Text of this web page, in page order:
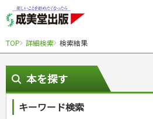
TOP 詳細検索 検索結果
本を探す
キーワード検索